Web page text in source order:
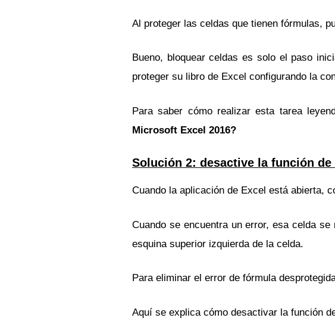
Al proteger las celdas que tienen fórmulas,
Bueno, bloquear celdas es solo el paso
proteger su libro de Excel configurando la
Para saber cómo realizar esta tarea
Microsoft Excel 2016?
Solución 2: desactive la función
Cuando la aplicación de Excel está abierta,
Cuando se encuentra un error, esa celda
esquina superior izquierda de la celda.
Para eliminar el error de fórmula
Aquí se explica cómo desactivar la función